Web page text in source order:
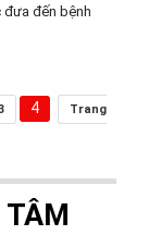
đưa đến bệnh
4
Trang
TÂM